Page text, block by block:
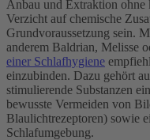
Anbau und Extraktion ohne
Verzicht auf chemische
Grundvoraussetzung sein.
anderem Baldrian, Melisse
einer Schlafhygiene
einzubinden. Dazu gehört
stimulierende Substanzen
bewusste Vermeiden von
Blaulichtrezeptoren) sowie
Schlafumgebung.